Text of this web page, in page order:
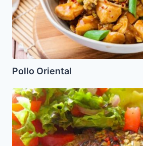
Pollo Oriental
Hamburguesas
de
Lentejas